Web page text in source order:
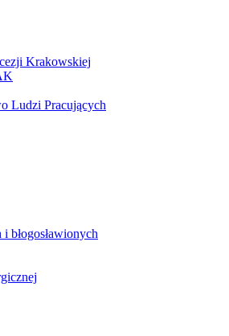
Krakowskiej
Ludzi Pracujących
błogosławionych